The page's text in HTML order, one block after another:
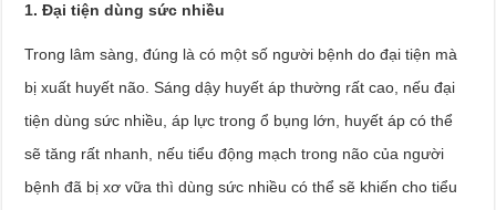
1. Đại tiện dùng sức nhiều
Trong lâm sàng, đúng là có một số người bệnh do đại tiện mà
bị xuất huyết não. Sáng dậy huyết áp thường rất cao, nếu đại
tiện dùng sức nhiều, áp lực trong ổ bụng lớn, huyết áp có thể
sẽ tăng rất nhanh, nếu tiểu động mạch trong não của người
bệnh đã bị xơ vữa thì dùng sức nhiều có thể sẽ khiến cho tiểu